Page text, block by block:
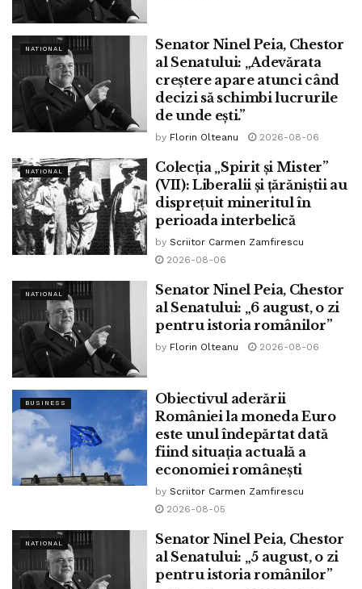
În 1988, ne-a părăsit criticul literar Șerban Cioculescu,
născut în anul 1902”
ninel peia
NATIONAL
Senator Ninel Peia, Chestor
al Senatului: „Adevărata
creștere apare atunci când
decizi să schimbi lucrurile
de unde ești.”
by Florin Olteanu 2026-08-06
NATIONAL
Colecția „Spirit și Mister”
(VII): Liberalii și țărăniștii au
disprețuit mineritul în
perioada interbelică
by Scriitor Carmen Zamfirescu
2026-08-06
NATIONAL
Senator Ninel Peia, Chestor
al Senatului: „6 august, o zi
pentru istoria românilor”
by Florin Olteanu 2026-08-06
BUSINESS
Obiectivul aderării
României la moneda Euro
este unul îndepărtat dată
fiind situația actuală a
economiei românești
by Scriitor Carmen Zamfirescu
2026-08-05
NATIONAL
Senator Ninel Peia, Chestor
al Senatului: „5 august, o zi
pentru istoria românilor”